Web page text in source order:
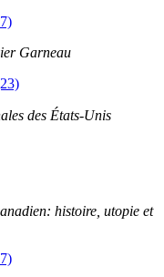
Garneau
des États-Unis
histoire, utopie et